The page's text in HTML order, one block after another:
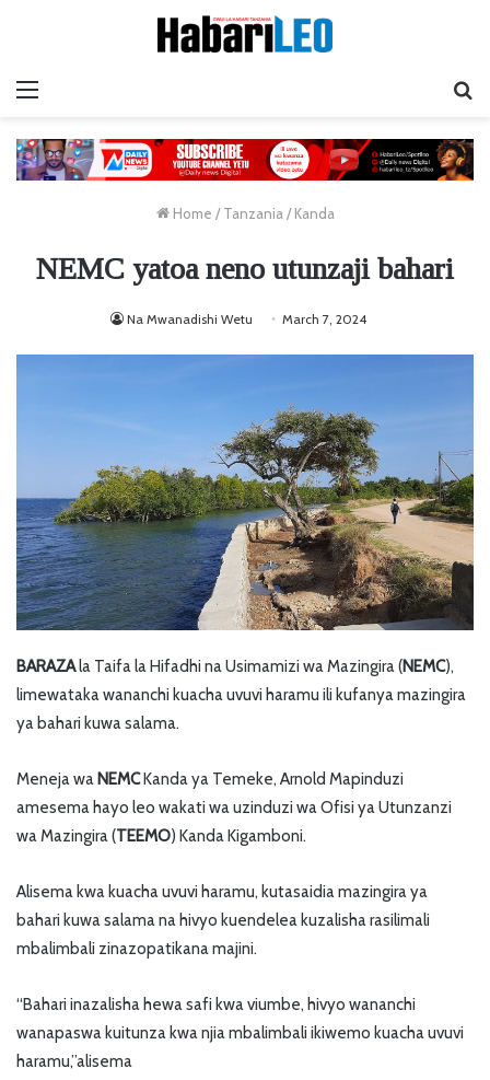
Home / Tanzania / Kanda
NEMC yatoa neno utunzaji bahari
Na Mwanadishi Wetu March 7, 2024
BARAZAla Taifa la Hifadhi na Usimamizi wa Mazingira (NEMC),
limewataka wananchi kuacha uvuvi haramu ili kufanya mazingira
ya bahari kuwa salama.
Meneja wa NEMCKanda ya Temeke, Arnold Mapinduzi
amesema hayo leo wakati wa uzinduzi wa Ofisi ya Utunzanzi
wa Mazingira (TEEMO) Kanda Kigamboni.
Alisema kwa kuacha uvuvi haramu, kutasaidia mazingira ya
bahari kuwa salama na hivyo kuendelea kuzalisha rasilimali
mbalimbali zinazopatikana majini.
“Bahari inazalisha hewa safi kwa viumbe, hivyo wananchi
wanapaswa kuitunza kwa njia mbalimbali ikiwemo kuacha uvuvi
haramu,”alisema